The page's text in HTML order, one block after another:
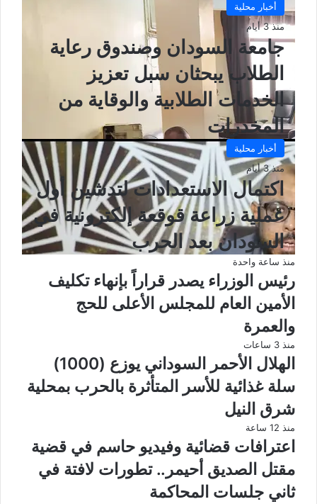
أخبار محلية
منذ 3 أيام
جامعة السودان وصندوق رعاية
الطلاب يبحثان سبل تعزيز
الخدمات الطلابية والوقاية من
المخدرات
أخبار محلية
منذ 3 أيام
اكتمال الاستعدادات لتدشين أول
عملية زراعة قوقعة إلكترونية في
السودان بعد الحرب
منذ ساعة واحدة
رئيس الوزراء يصدر قراراً بإنهاء تكليف
الأمين العام للمجلس الأعلى للحج
والعمرة
منذ 3 ساعات
الهلال الأحمر السوداني يوزع (1000)
سلة غذائية للأسر المتأثرة بالحرب بمحلية
شرق النيل
منذ 12 ساعة
اعترافات قضائية وفيديو حاسم في قضية
مقتل الصديق أحيمر.. تطورات لافتة في
ثاني جلسات المحاكمة